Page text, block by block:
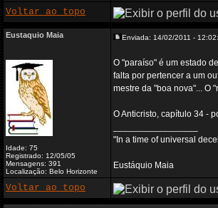
Voltar ao topo
Eustaquio Maia
Idade: 75
Registrado: 12/05/05
Mensagens: 391
Localização: Belo Horizonte
Enviada: 14/02/2011 -
O "paraíso" é um estado
falta por pertencer a um
mestre da "boa nova"... O
O Anticristo, capítulo 34 -
"In a time of universal
Eustáquio Maia
Voltar ao topo